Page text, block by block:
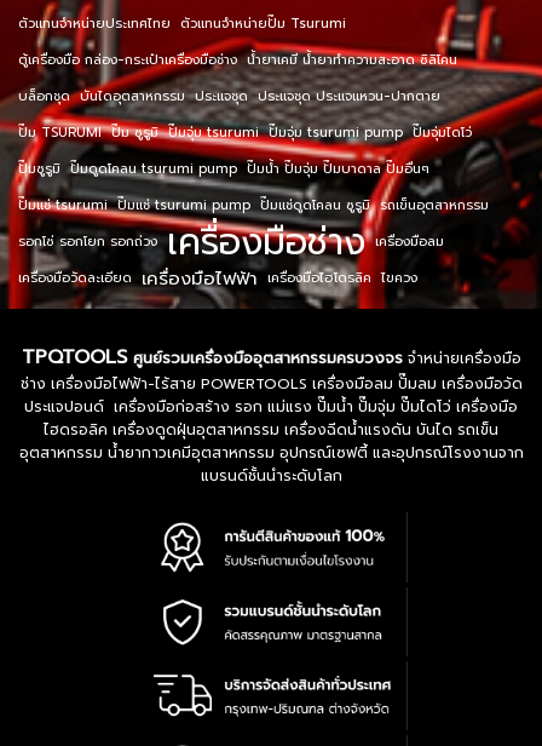
ตัวแทนจำหน่ายประเทศไทย ตัวแทนจำหน่ายปั๊ม Tsurumi
ตู้เครื่องมือ กล่อง-กระเป๋าเครื่องมือช่าง น้ำยาเคมี น้ำยาทำความสะอาด ซิลิโคน
บล็อกชุด บันไดอุตสาหกรรม ประแจชุด ประแจชุด ประแจแหวน-ปากตาย
ปั๊ม TSURUMI ปั๊ม ซูรูมิ ปั๊มจุ่ม tsurumi ปั๊มจุ่ม tsurumi pump ปั๊มจุ่มไดโว่
ปั๊มซูรูมิ ปั๊มดูดโคลน tsurumi pump ปั๊มน้ำ ปั๊มจุ่ม ปั๊มบาดาล ปั๊มอื่นๆ
ปั๊มแช่ tsurumi ปั๊มแช่ tsurumi pump ปั๊มแช่ดูดโคลน ซูรูมิ รถเข็นอุตสาหกรรม
รอกโซ่ รอกโยก รอกถ่วง เครื่องมือช่าง เครื่องมือลม
เครื่องมือวัดละเอียด เครื่องมือไฟฟ้า เครื่องมือไฮโดรลิค ไขควง
TPQTOOLS ศูนย์รวมเครื่องมืออุตสาหกรรมครบวงจรจำหน่ายเครื่องมือ
ช่าง เครื่องมือไฟฟ้า-ไร้สาย POWERTOOLS เครื่องมือลม ปั๊มลม เครื่องมือวัด
ประแจปอนด์ เครื่องมือก่อสร้าง รอก แม่แรง ปั๊มน้ำ ปั๊มจุ่ม ปั๊มไดโว่ เครื่องมือ
ไฮดรอลิค เครื่องดูดฝุ่นอุตสาหกรรม เครื่องฉีดน้ำแรงดัน บันได รถเข็น
อุตสาหกรรม น้ำยากาวเคมีอุตสาหกรรม อุปกรณ์เซฟตี้ และอุปกรณ์โรงงานจาก
แบรนด์ชั้นนำระดับโลก